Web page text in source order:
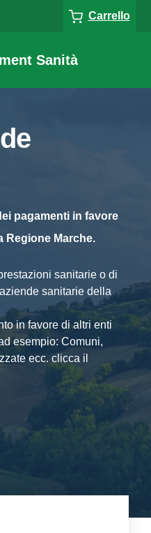
Carrello
Sanità
pagamenti in favore
Regione Marche.
sanitarie o di
sanitarie della
in favore di altri enti
esempio: Comuni,
ecc. clicca il